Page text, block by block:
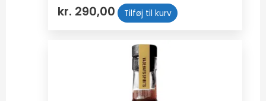
kr. 290,00 Tilføj til kurv